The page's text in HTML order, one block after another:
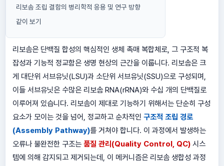
리보솜 조립 결함의 병리학적 응용 및 연구 방향
같이 보기
리보솜은 단백질 합성의 핵심적인 생체 촉매 복합체로, 그 구조적 복
잡성과 기능적 정교함은 생명 현상의 근간을 이룹니다. 리보솜은 크
게 대단위 서브유닛(LSU)과 소단위 서브유닛(SSU)으로 구성되며,
이들 서브유닛은 수많은 리보솜 RNA(rRNA)와 수십 개의 단백질로
이루어져 있습니다. 리보솜이 제대로 기능하기 위해서는 단순히 구성
요소가 모이는 것을 넘어, 정교하고 순차적인 구조적 조립 경로
(Assembly Pathway)를 거쳐야 합니다. 이 과정에서 발생하는
오류나 불완전한 구조는 품질 관리(Quality Control, QC)시스
템에 의해 감지되고 제거되는데, 이 메커니즘은 리보솜 생합성 과정